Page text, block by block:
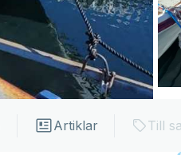
Artiklar Till